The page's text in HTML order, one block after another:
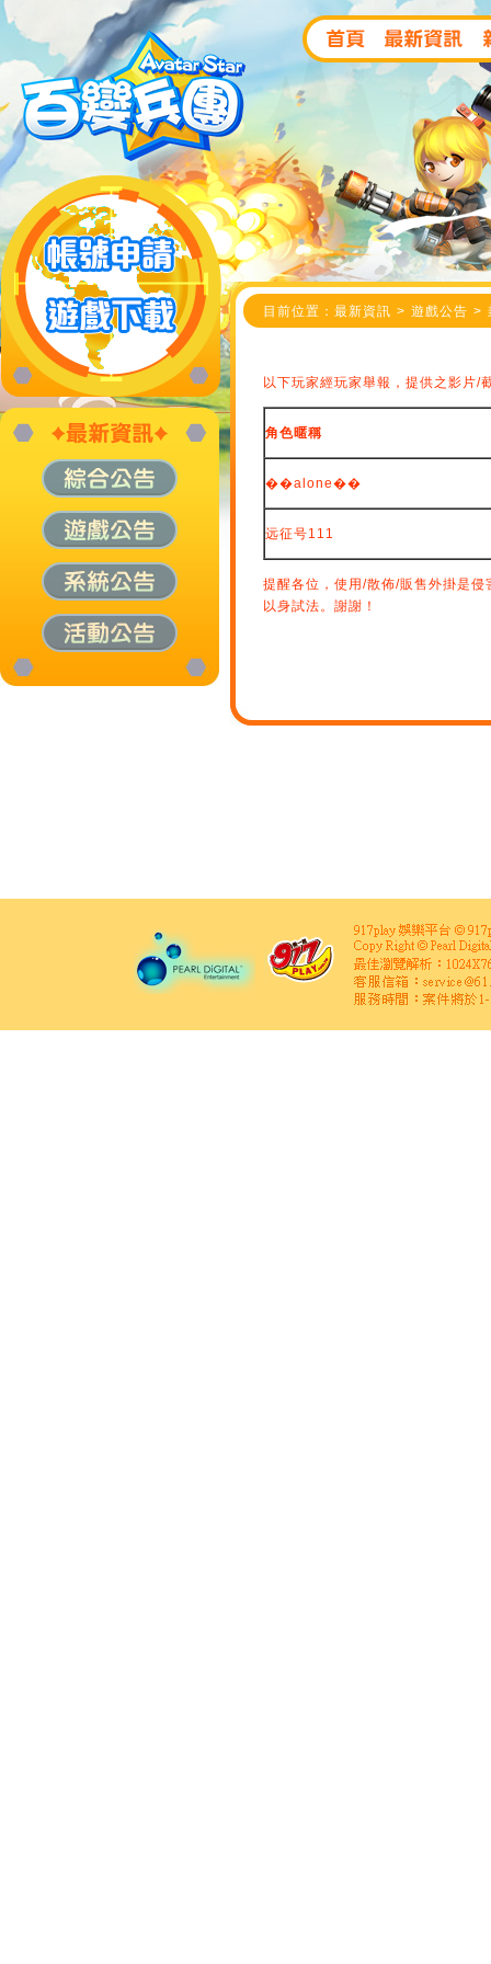
目前位置：最新資訊 > 遊戲公告
以下玩家經玩家舉報，提供之影片/
角色暱稱
��alone��
远征号111
提醒各位，使用/散佈/販售外掛是
以身試法。謝謝！